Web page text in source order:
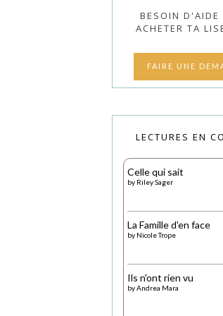
BESOIN D'AIDE
ACHETER TA
FAIRE UNE
LECTURES EN
Celle qui sait
by Riley Sager
La Famille d'en face
by Nicole Trope
Ils n'ont rien vu
byAndrea Mara